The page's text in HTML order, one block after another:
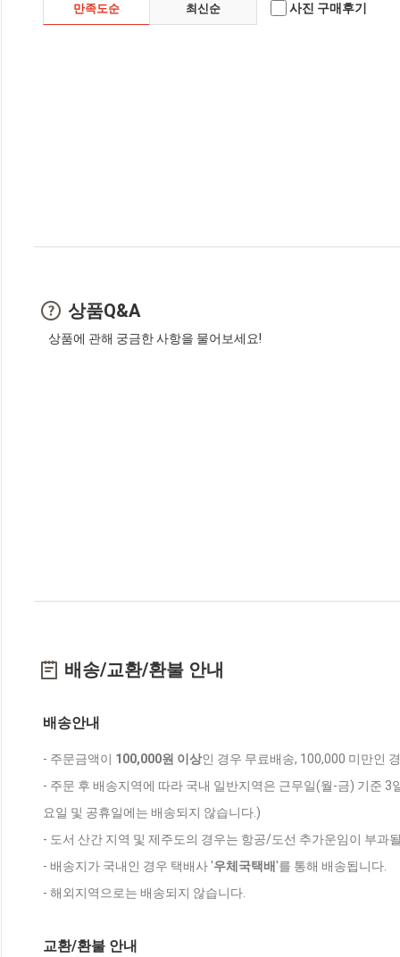
만족도순 최신순 사진 구매후기
상품Q&A
상품에 관해 궁금한 사항을 물어보세요!
배송/교환/환불 안내
배송안내
- 주문금액이 100,000원 이상인 경우 무료배송, 100,000 미만인
- 주문 후 배송지역에 따라 국내 일반지역은 근무일(월-금) 기준
요일 및 공휴일에는 배송되지 않습니다.)
- 도서 산간 지역 및 제주도의 경우는 항공/도선 추가운임이 부과
- 배송지가 국내인 경우 택배사 '우체국택배'를 통해 배송됩니다.
- 해외지역으로는 배송되지 않습니다.
교환/환불 안내